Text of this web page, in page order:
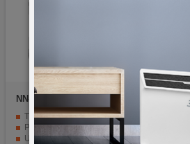
NN-Su
Case
TPU materijal je netoksičan i ima odličnu otpornost na habanje
Precizno dizajniran da odgovara vašem mobilnom telefonu
U potpunosti štiti od ogrebotina, prljavštine i habanja
NN-
U